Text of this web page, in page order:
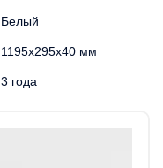
Белый
1195х295х40 мм
3 года